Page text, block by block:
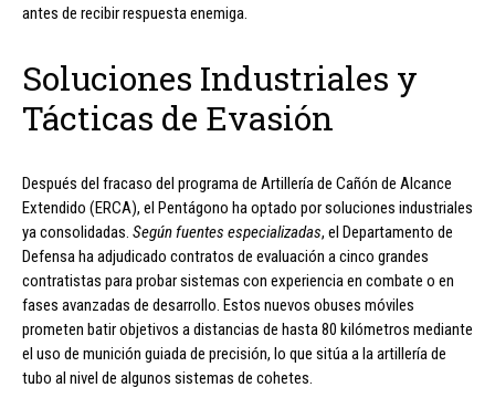
antes de recibir respuesta enemiga.
Soluciones Industriales y
Tácticas de Evasión
Después del fracaso del programa de Artillería de Cañón de Alcance
Extendido (ERCA), el Pentágono ha optado por soluciones industriales
ya consolidadas. Según fuentes especializadas, el Departamento de
Defensa ha adjudicado contratos de evaluación a cinco grandes
contratistas para probar sistemas con experiencia en combate o en
fases avanzadas de desarrollo. Estos nuevos obuses móviles
prometen batir objetivos a distancias de hasta 80 kilómetros mediante
el uso de munición guiada de precisión, lo que sitúa a la artillería de
tubo al nivel de algunos sistemas de cohetes.